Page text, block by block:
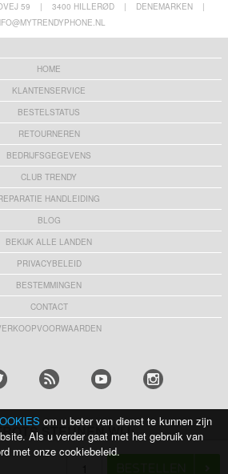
59 | 3400 HILLERØD | DENEMARKEN
|
HOME
KLANTENSERVICE
BESTELSTATUS
RETOURNEREN
BEDRIJFSGEGEVENS
CLUB TRENDY
HANDLEIDING
BLOG
BEKIJK ALLE LANDEN
PRIVACYBELEID
BESTEMMINGEN
CONTACT
STEUNEN WIJ:
om u beter van dienst te kunnen zijn
Als u verder gaat met het gebruik van
met onze cookiebeleid.